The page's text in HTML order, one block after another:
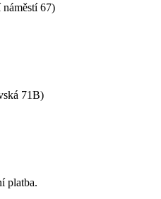
náměstí 67)
71B)
platba.